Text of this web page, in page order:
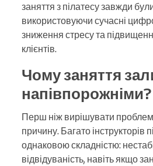
заняття з пілатесу завжди
використовуючи сучасні
зниження стресу та
клієнтів.
Чому заняття
напівпорожніми?
Перш ніж вирішувати
причину. Багато інструкторів
однаковою складністю:
відвідуваність, навіть якщо